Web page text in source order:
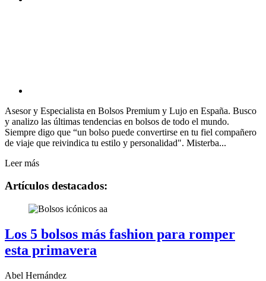
Asesor y Especialista en Bolsos Premium y Lujo en España. Busco
y analizo las últimas tendencias en bolsos de todo el mundo.
Siempre digo que “un bolso puede convertirse en tu fiel compañero
de viaje que reivindica tu estilo y personalidad". Misterba...
Leer más
Artículos destacados:
Los 5 bolsos más fashion para romper
esta primavera
Abel Hernández